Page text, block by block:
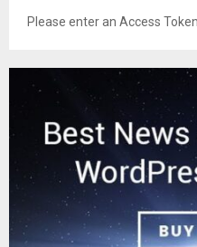
Please enter an Access Token